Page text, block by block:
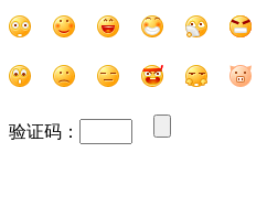
验证码：